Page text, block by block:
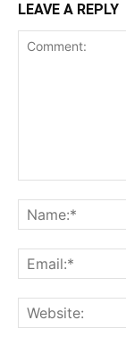
LEAVE A REPLY